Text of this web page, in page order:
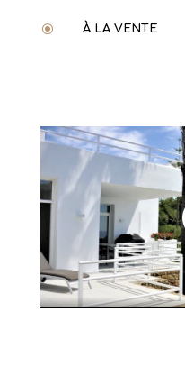
\ À LA VENTE